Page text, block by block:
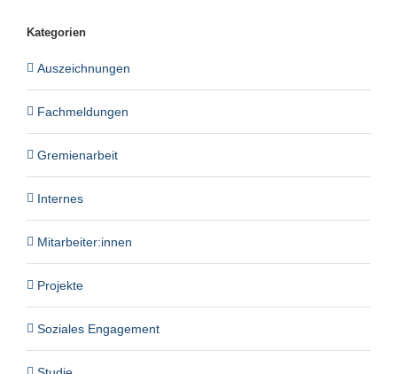
Kategorien
Auszeichnungen
Fachmeldungen
Gremienarbeit
Internes
Mitarbeiter:innen
Projekte
Soziales Engagement